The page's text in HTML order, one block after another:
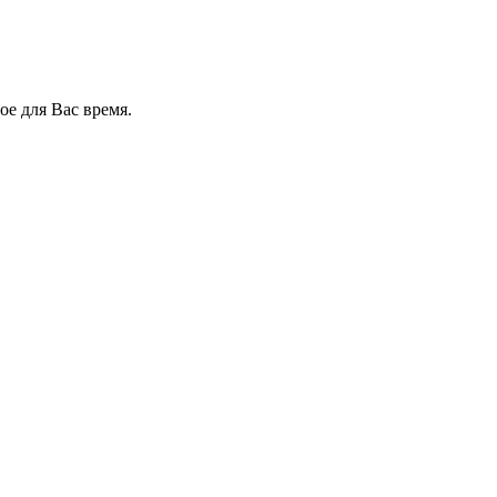
для Вас время.